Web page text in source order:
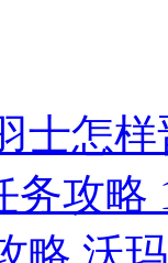
士怎
务攻略